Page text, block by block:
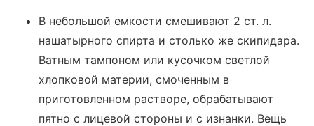
В небольшой емкости смешивают 2 ст. л.
нашатырного спирта и столько же скипидара.
Ватным тампоном или кусочком светлой
хлопковой материи, смоченным в
приготовленном растворе, обрабатывают
пятно с лицевой стороны и с изнанки. Вещь